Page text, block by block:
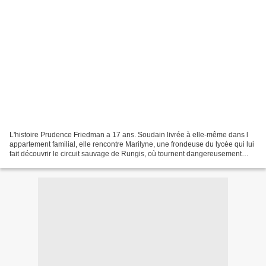
L'histoire Prudence Friedman a 17 ans. Soudain livrée à elle-même dans l
appartement familial, elle rencontre Marilyne, une frondeuse du lycée qui lui
fait découvrir le circuit sauvage de Rungis, où tournent dangereusement